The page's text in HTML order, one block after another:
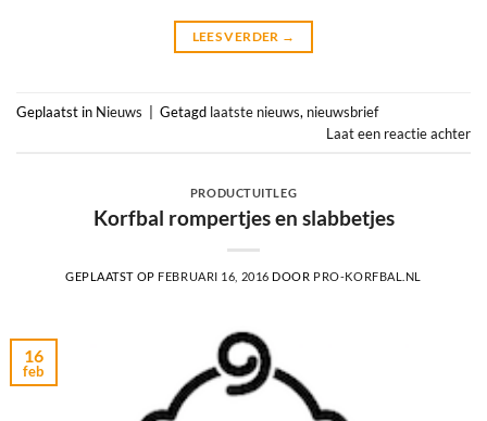
LEES VERDER →
Geplaatst in Nieuws Getagd laatste nieuws, nieuwsbrief
Laat een reactie achter
PRODUCTUITLEG
Korfbal rompertjes en slabbetjes
GEPLAATST OP FEBRUARI 16, 2016 DOOR PRO-KORFBAL.NL
16
feb